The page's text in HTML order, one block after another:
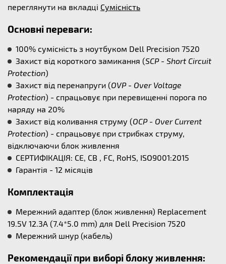
переглянути на вкладці Сумісність
Основні переваги:
100% сумісність з ноутбуком Dell Precision 7520
Захист від короткого замикання (SCP - Short Circuit
Protection)
Захист від перенапруги (OVP - Over Voltage
Protection) - спрацьовує при перевищенні порога по
наряду на 20%
Захист від коливання струму (OCP - Over Current
Protection) - спрацьовує при стрибках струму,
відключаючи блок живлення
СЕРТИФІКАЦІЯ: CE, CB , FC, RoHS, ISO9001:2015
Гарантія - 12 місяців
Комплектація
Мережний адаптер (блок живлення) Replacement
19.5V 12.3A (7.4*5.0 mm) для Dell Precision 7520
Мережний шнур (кабель)
Рекомендації при виборі блоку живлення: